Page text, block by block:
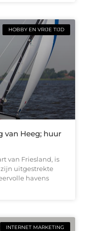
HOBBY EN VRIJE TIJD
van Heeg; huur
van Friesland, is
uitgestrekte
havens
INTERNET MARKETING